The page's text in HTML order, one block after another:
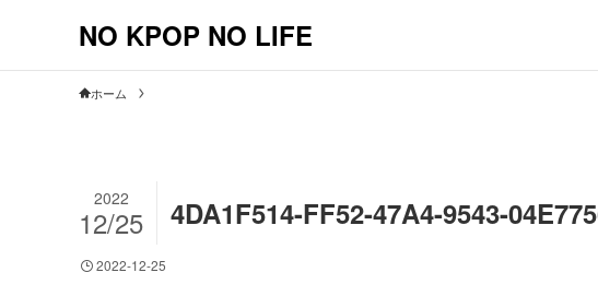
NO KPOP NO LIFE
ホーム
4DA1F514-FF52-47A4-9543-
2022
12/25
2022-12-25